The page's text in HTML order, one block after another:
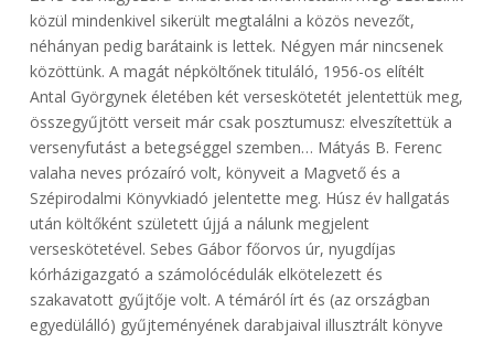
közül mindenkivel sikerült megtalálni a közös nevezőt,
néhányan pedig barátaink is lettek. Négyen már nincsenek
közöttünk. A magát népköltőnek tituláló, 1956-os elítélt
Antal Györgynek életében két verseskötetét jelentettük meg,
összegyűjtött verseit már csak posztumusz: elveszítettük a
versenyfutást a betegséggel szemben… Mátyás B. Ferenc
valaha neves prózaíró volt, könyveit a Magvető és a
Szépirodalmi Könyvkiadó jelentette meg. Húsz év hallgatás
után költőként született újjá a nálunk megjelent
verseskötetével. Sebes Gábor főorvos úr, nyugdíjas
kórházigazgató a számolócédulák elkötelezett és
szakavatott gyűjtője volt. A témáról írt és (az országban
egyedülálló) gyűjteményének darabjaival illusztrált könyve